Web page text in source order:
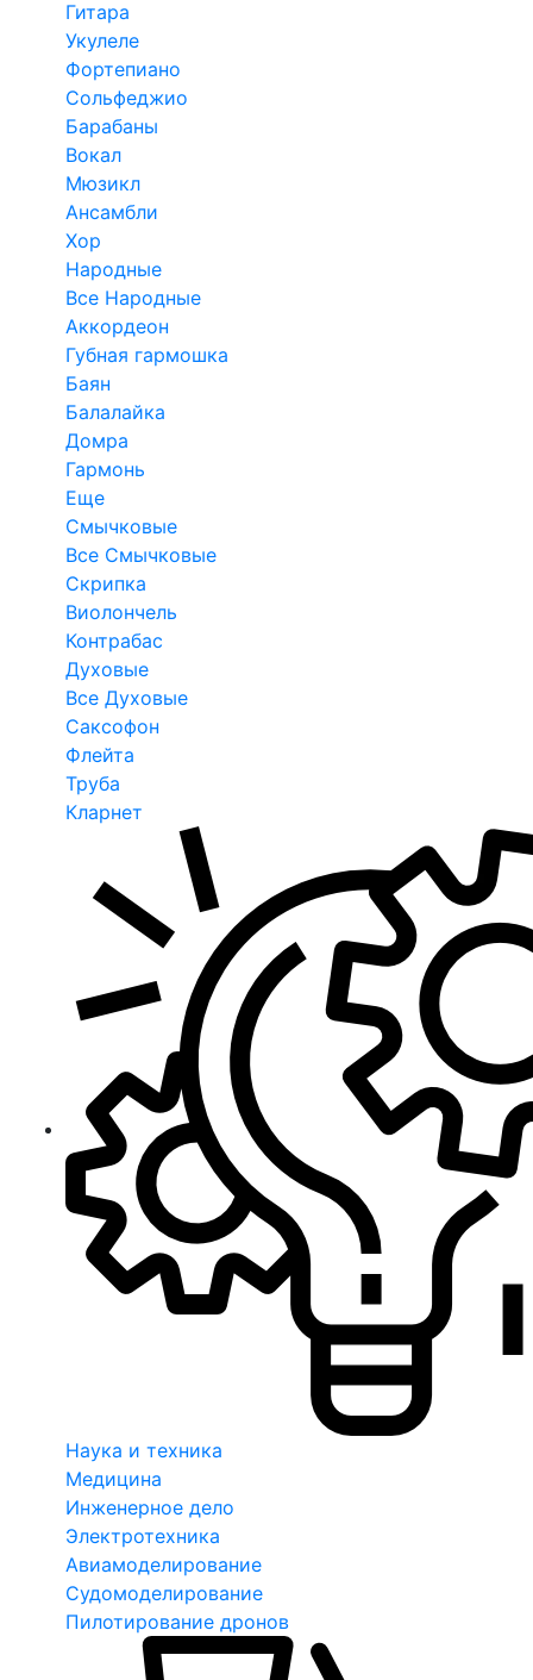
Гитара
Укулеле
Фортепиано
Сольфеджио
Барабаны
Вокал
Мюзикл
Ансамбли
Хор
Народные
Все Народные
Аккордеон
Губная гармошка
Баян
Балалайка
Домра
Гармонь
Еще
Смычковые
Все Смычковые
Скрипка
Виолончель
Контрабас
Духовые
Все Духовые
Саксофон
Флейта
Труба
Кларнет
Наука и техника
Медицина
Инженерное дело
Электротехника
Авиамоделирование
Судомоделирование
Пилотирование дронов